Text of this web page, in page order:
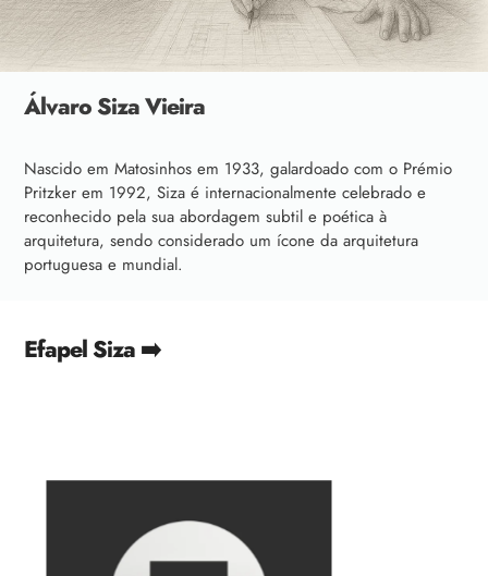
Álvaro Siza Vieira
Nascido em Matosinhos em 1933, galardoado com o Prémio
Pritzker em 1992, Siza é internacionalmente celebrado e
reconhecido pela sua abordagem subtil e poética à
arquitetura, sendo considerado um ícone da arquitetura
portuguesa e mundial.
Efapel Siza ➡️